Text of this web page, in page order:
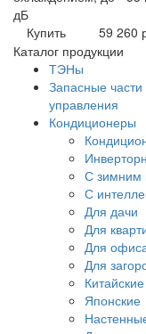
дБ
Купить
59 260
Каталог продукции
ТЭНы
Запасные
управления
Кондиционеры
С зимним
С
Для дачи
Для
Для
Для
Китайские
Японские